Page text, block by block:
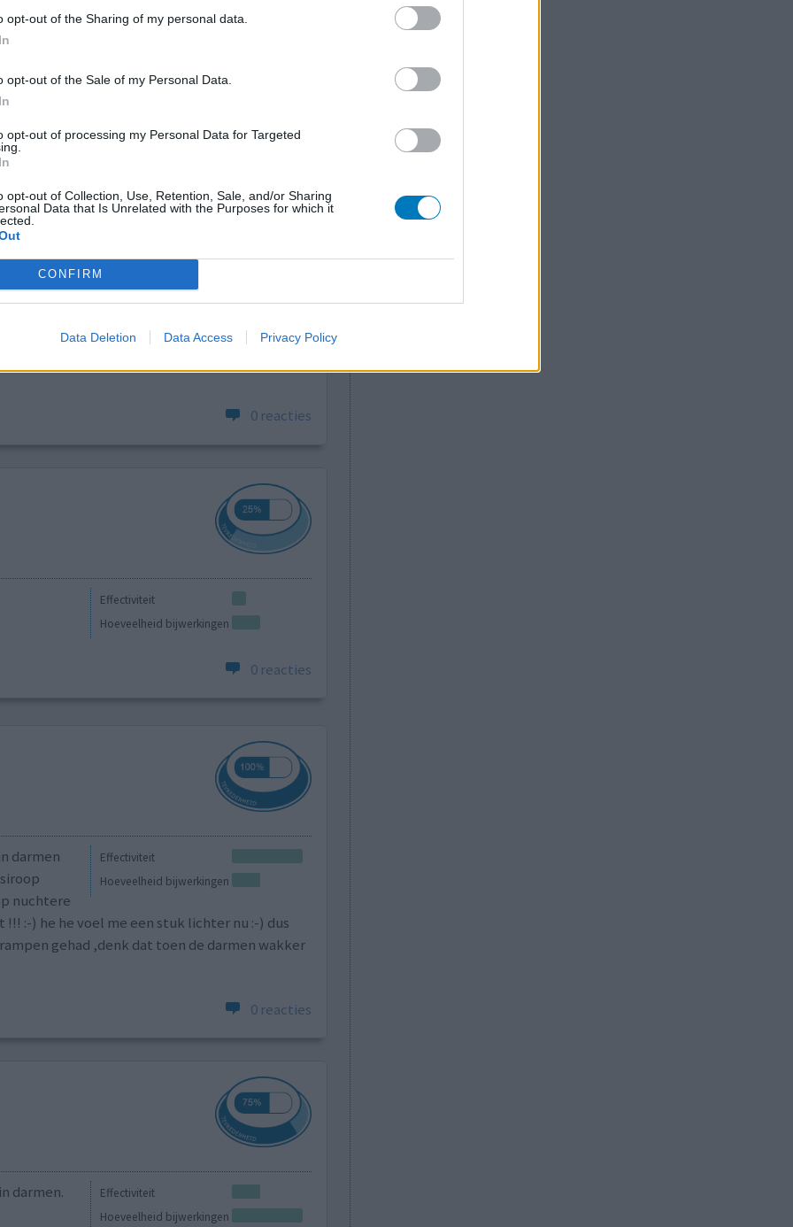
opt-out of the Sharing of my personal data.
opt-out of the Sale of my Personal Data.
opt-out of processing my Personal Data for Targeted
opt-out of Collection, Use, Retention, Sale, and/or Sharing
Data that Is Unrelated with the Purposes for which it
CONFIRM
Data Deletion Data Access Privacy Policy
Effectiviteit
darmkrampen
paar
Heb nu
darm
0 reacties
Effectiviteit
0 reacties
Effectiviteit
Hoeveelheid bijwerkingen
0 reacties
Effectiviteit
Hoeveelheid bijwerkingen
darmen
nuchtere
:-) he he voel me een stuk lichter nu :-) dus
gehad ,denk dat toen de darmen wakker
0 reacties
Effectiviteit
Hoeveelheid bijwerkingen
darmen.